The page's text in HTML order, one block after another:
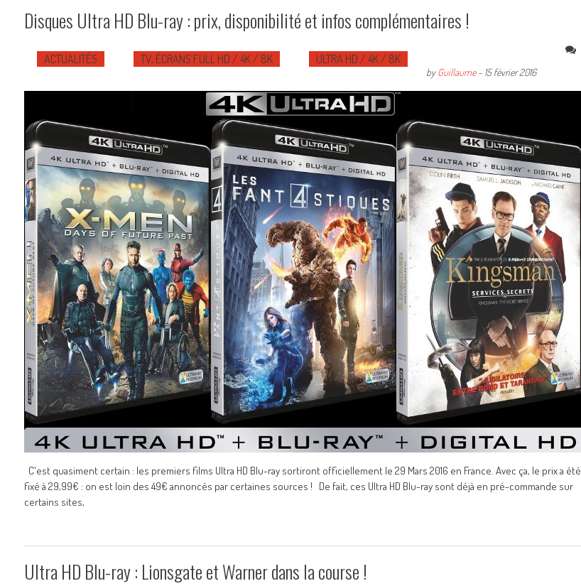
Disques Ultra HD Blu-ray : prix, disponibilité et infos complémentaires !
ACTUALITÉS TV, ÉCRANS FULL HD / 4K / 8K ULTRA HD / 4K / 8K
byGuillaume- 15 février 2016
C'est quasiment certain : les premiers films Ultra HD Blu-ray sortiront officiellement le 29 Mars 2016 en France. Avec ça, le prix a été
fixé à 29,99€ : on est loin des 49€ annoncés par certaines sources ! De fait, ces Ultra HD Blu-ray sont déjà en pré-commande sur
certains sites,
Ultra HD Blu-ray : Lionsgate et Warner dans la course !